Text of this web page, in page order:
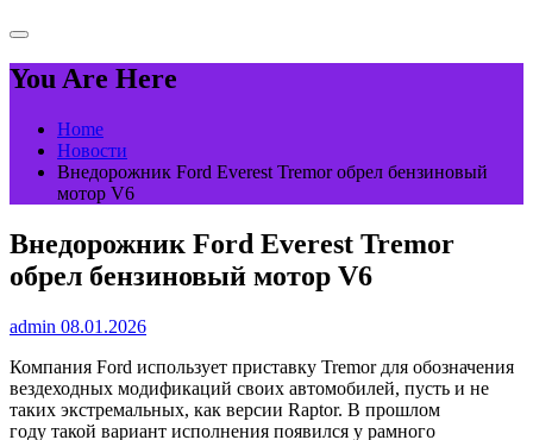
You Are Here
Home
Новости
Внедорожник Ford Everest Tremor обрел бензиновый
мотор V6
Внедорожник Ford Everest Tremor
обрел бензиновый мотор V6
admin 08.01.2026
Компания Ford использует приставку Tremor для обозначения
вездеходных модификаций своих автомобилей, пусть и не
таких экстремальных, как версии Raptor. В прошлом
году такой вариант исполнения появился у рамного